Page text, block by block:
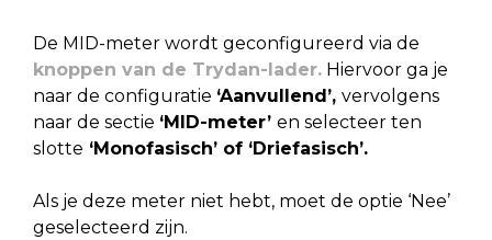
De MID-meter wordt geconfigureerd via de
knoppen van de Trydan-lader. Hiervoor ga je
naar de configuratie ‘Aanvullend’, vervolgens
naar de sectie ‘MID-meter’ en selecteer ten
slotte ‘Monofasisch’ of ‘Driefasisch’.
Als je deze meter niet hebt, moet de optie ‘Nee’
geselecteerd zijn.